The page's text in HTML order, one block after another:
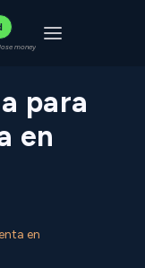
money Toggle
para
en
en